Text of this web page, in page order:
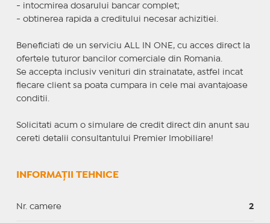
- intocmirea dosarului bancar complet;
- obtinerea rapida a creditului necesar achizitiei.
Beneficiati de un serviciu ALL IN ONE, cu acces direct la
ofertele tuturor bancilor comerciale din Romania.
Se accepta inclusiv venituri din strainatate, astfel incat
fiecare client sa poata cumpara in cele mai avantajoase
conditii.
Solicitati acum o simulare de credit direct din anunt sau
cereti detalii consultantului Premier Imobiliare!
INFORMAȚII TEHNICE
Nr. camere 2